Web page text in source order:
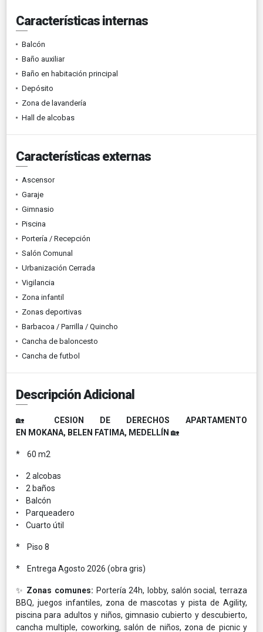
Características internas
Balcón
Baño auxiliar
Baño en habitación principal
Depósito
Zona de lavandería
Hall de alcobas
Características externas
Ascensor
Garaje
Gimnasio
Piscina
Portería / Recepción
Salón Comunal
Urbanización Cerrada
Vigilancia
Zona infantil
Zonas deportivas
Barbacoa / Parrilla / Quincho
Cancha de baloncesto
Cancha de futbol
Descripción Adicional
🏡 CESION DE DERECHOS APARTAMENTO
EN MOKANA, BELEN FATIMA, MEDELLÍN 🏡
* 60 m2
• 2 alcobas
• 2 baños
• Balcón
• Parqueadero
• Cuarto útil
* Piso 8
* Entrega Agosto 2026 (obra gris)
✨ Zonas comunes: Portería 24h, lobby, salón social, terraza
BBQ, juegos infantiles, zona de mascotas y pista de Agility,
piscina para adultos y niños, gimnasio cubierto y descubierto,
cancha multiple, coworking, salón de niños, zona de picnic y